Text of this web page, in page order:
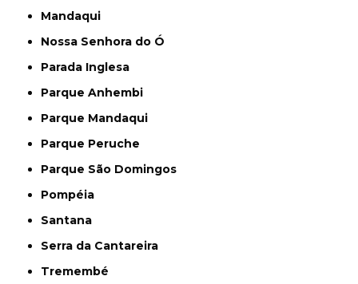
Mandaqui
Nossa Senhora do Ó
Parada Inglesa
Parque Anhembi
Parque Mandaqui
Parque Peruche
Parque São Domingos
Pompéia
Santana
Serra da Cantareira
Tremembé